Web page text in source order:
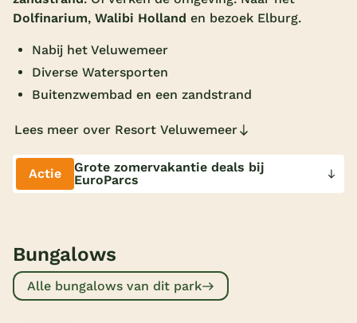
Overdekt zwembad
Indoor speeltuin
Alle populaire faciliteiten
Keuzehulp
Bestemmingen
Texel
Dolfinarium, Walibi Holland en bezoek Elburg.
Nabij het Veluwemeer
Diverse Watersporten
Buitenzwembad en een zandstrand
Lees meer over Resort Veluwemeer
Actie
Grote zomervakantie deals bij
EuroParcs
Bungalows
Alle bungalows van dit park